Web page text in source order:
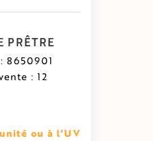
PRÊTRE
8650901
: 12
ou à l'UV